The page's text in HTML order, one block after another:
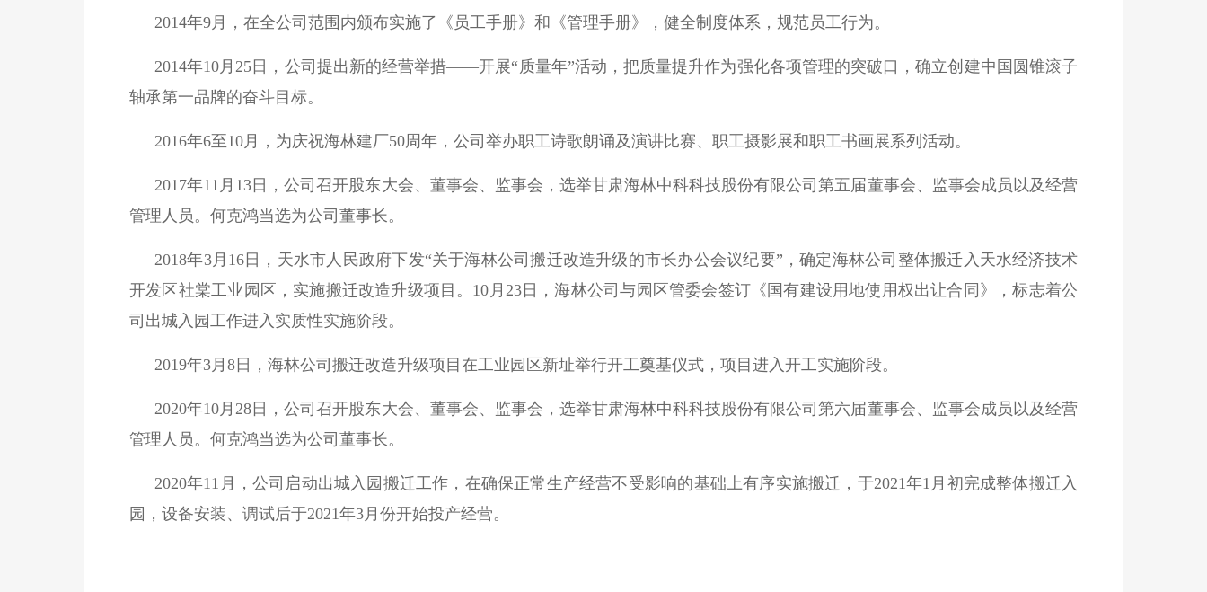
2014年9月，在全公司范围内颁布实施了《员工手册》和《管理手册》，健全制度体系，规范员工行为。
2014年10月25日，公司提出新的经营举措——开展“质量年”活动，把质量提升作为强化各项管理的突破口，确立创建中国圆锥滚子
轴承第一品牌的奋斗目标。
2016年6至10月，为庆祝海林建厂50周年，公司举办职工诗歌朗诵及演讲比赛、职工摄影展和职工书画展系列活动。
2017年11月13日，公司召开股东大会、董事会、监事会，选举甘肃海林中科科技股份有限公司第五届董事会、监事会成员以及经营
管理人员。何克鸿当选为公司董事长。
2018年3月16日，天水市人民政府下发“关于海林公司搬迁改造升级的市长办公会议纪要”，确定海林公司整体搬迁入天水经济技术
开发区社棠工业园区，实施搬迁改造升级项目。10月23日，海林公司与园区管委会签订《国有建设用地使用权出让合同》，标志着公
司出城入园工作进入实质性实施阶段。
2019年3月8日，海林公司搬迁改造升级项目在工业园区新址举行开工奠基仪式，项目进入开工实施阶段。
2020年10月28日，公司召开股东大会、董事会、监事会，选举甘肃海林中科科技股份有限公司第六届董事会、监事会成员以及经营
管理人员。何克鸿当选为公司董事长。
2020年11月，公司启动出城入园搬迁工作，在确保正常生产经营不受影响的基础上有序实施搬迁，于2021年1月初完成整体搬迁入
园，设备安装、调试后于2021年3月份开始投产经营。